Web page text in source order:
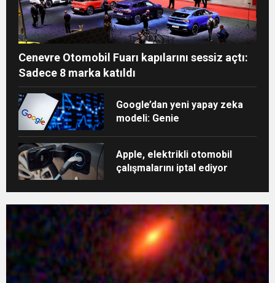
Cenevre Otomobil Fuarı kapılarını sessiz açtı:
Sadece 8 marka katıldı
Google’dan yeni yapay zeka
modeli: Genie
Apple, elektrikli otomobil
çalışmalarını iptal ediyor